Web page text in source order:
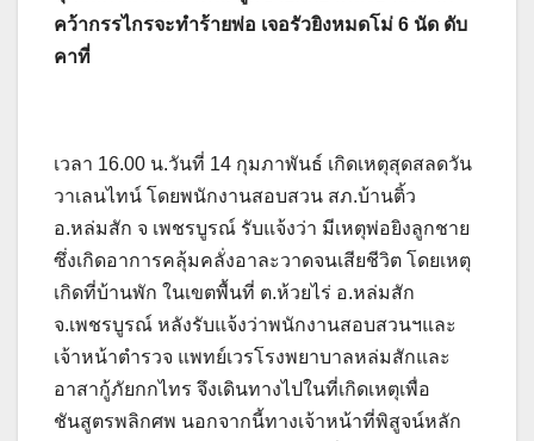
คว้ากรรไกรจะทำร้ายพ่อ เจอรัวยิงหมดโม่ 6 นัด ดับ
คาที่
เวลา 16.00 น.วันที่ 14 กุมภาพันธ์ เกิดเหตุสุดสลดวัน
วาเลนไทน์ โดยพนักงานสอบสวน สภ.บ้านติ้ว
อ.หล่มสัก จ เพชรบูรณ์ รับแจ้งว่า มีเหตุพ่อยิงลูกชาย
ซึ่งเกิดอาการคลุ้มคลั่งอาละวาดจนเสียชีวิต โดยเหตุ
เกิดที่บ้านพัก ในเขตพื้นที่ ต.ห้วยไร่ อ.หล่มสัก
จ.เพชรบูรณ์ หลังรับแจ้งว่าพนักงานสอบสวนฯและ
เจ้าหน้าตำรวจ แพทย์เวรโรงพยาบาลหล่มสักและ
อาสากู้ภัยกกไทร จึงเดินทางไปในที่เกิดเหตุเพื่อ
ชันสูตรพลิกศพ นอกจากนี้ทางเจ้าหน้าที่พิสูจน์หลัก